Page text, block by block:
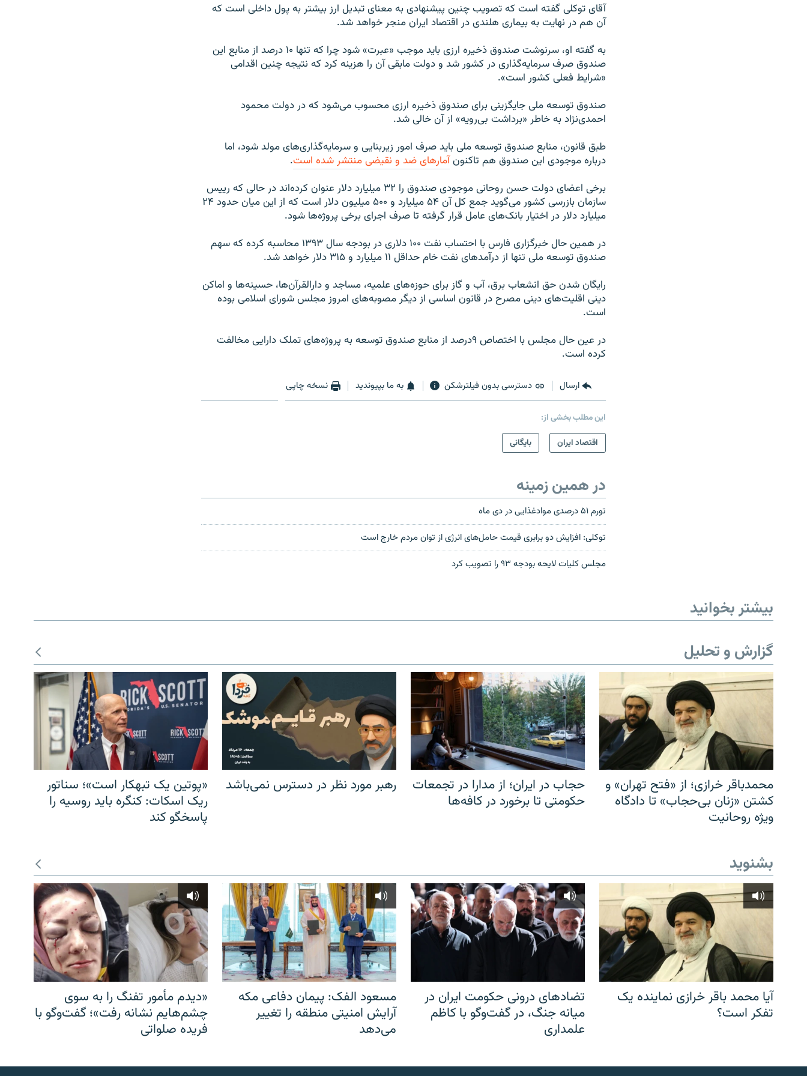
آقای توکلی گفته است که تصویب چنین پیشنهادی به معنای تبدیل ارز بیشتر به پول داخلی است که
آن هم در نهایت به بیماری هلندی در اقتصاد ایران منجر خواهد شد.
به گفته او، سرنوشت صندوق ذخیره ارزی باید موجب «عبرت» شود چرا که تنها ۱۰ درصد از منابع این
صندوق صرف سرمایه‌گذاری در کشور شد و دولت مابقی آن را هزینه کرد که نتیجه چنین اقدامی
«شرایط فعلی کشور است».
صندوق توسعه ملی جایگزینی برای صندوق ذخیره ارزی محسوب می‌شود که در دولت محمود
احمدی‌نژاد به خاطر «برداشت بی‌رویه» از آن خالی شد.
طبق قانون، منابع صندوق توسعه ملی باید صرف امور زیربنایی و سرمایه‌گذاری‌های مولد شود، اما
درباره موجودی این صندوق هم تاکنونآمارهای ضد و نقیضی منتشر شده است.
برخی اعضای دولت حسن روحانی موجودی صندوق را ۳۲ میلیارد دلار عنوان کرده‌اند در حالی که رییس
سازمان بازرسی کشور می‌گوید جمع کل آن ۵۴ میلیارد و ۵۰۰ میلیون دلار است که از این میان حدود ۲۴
میلیارد دلار در اختیار بانک‌های عامل قرار گرفته تا صرف اجرای برخی پروژه‌ها شود.
در همین حال خبرگزاری فارس با احتساب نفت ۱۰۰ دلاری در بودجه سال ۱۳۹۳ محاسبه کرده که سهم
صندوق توسعه ملی تنها از درآمدهای نفت خام حداقل ۱۱ میلیارد و ۳۱۵ دلار خواهد شد.
رایگان شدن حق انشعاب برق، آب و گاز برای حوزه‌های علمیه، مساجد و دارالقرآن‌ها، حسینه‌ها و اماکن
دینی اقلیت‌های دینی مصرح در قانون اساسی از دیگر مصوبه‌های امروز مجلس شورای اسلامی بوده
است.
در عین حال مجلس با اختصاص ۹درصد از منابع صندوق توسعه به پروژه‌های تملک دارایی مخالفت
کرده است.
ارسال دسترسی بدون فیلترشکن به ما بپیوندید نسخه چاپی
این مطلب بخشی از:
اقتصاد ایران
بایگانی
در همین زمینه
تورم ۵۱ درصدی موادغذایی در دی ماه
توکلی: افزايش دو برابری قيمت‌ حامل‌های انرژی از توان مردم خارج است
مجلس کلیات لایحه بودجه ۹۳ را تصویب کرد
بیشتر بخوانید
گزارش و تحلیل
محمدباقر خرازی؛ از «فتح تهران» و
کشتن «زنان بی‌حجاب» تا دادگاه
ویژه روحانیت
حجاب در ایران؛ از مدارا در تجمعات
حکومتی تا برخورد در کافه‌ها
رهبر مورد نظر در دسترس نمی‌باشد
«پوتین یک تبهکار است»؛ سناتور
ریک اسکات: کنگره باید روسیه را
پاسخگو کند
بشنوید
آیا محمد باقر خرازی نماینده یک
تفکر است؟
تضادهای درونی حکومت ایران در
میانه جنگ، در گفت‌‌وگو با کاظم
علمداری
مسعود الفک: پیمان دفاعی مکه
آرایش امنیتی منطقه را تغییر
می‌دهد
«دیدم مأمور تفنگ را به سوی
چشم‌هایم نشانه رفت»؛ گفت‌و‌گو با
فریده صلواتی